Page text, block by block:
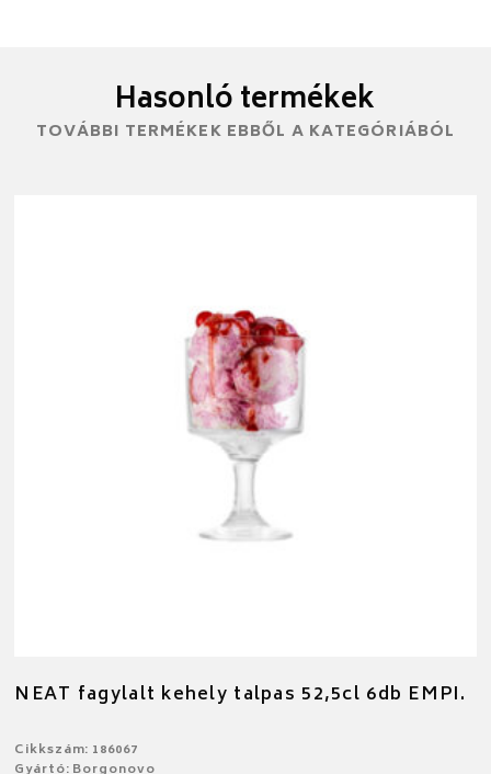
Hasonló termékek
TOVÁBBI TERMÉKEK EBBŐL A KATEGÓRIÁBÓL
NEAT fagylalt kehely talpas 52,5cl 6db EMPI.
Cikkszám: 186067